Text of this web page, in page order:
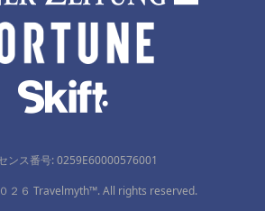
ンス番号: 0259Ε60000576001
２６ Travelmyth™. All rights reserved.